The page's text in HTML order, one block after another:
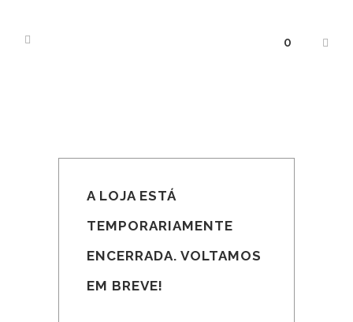
0
A LOJA ESTÁ
TEMPORARIAMENTE
ENCERRADA. VOLTAMOS
EM BREVE!